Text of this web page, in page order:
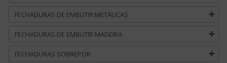
FECHADURAS DE EMBUTIR METÁLICAS
FECHADURAS DE EMBUTIR MADEIRA
FECHADURAS SOBREPOR